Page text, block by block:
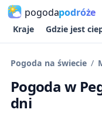
pogodapodróże
Kraje Gdzie jest
Pogoda na świecie
Pogoda w
dni